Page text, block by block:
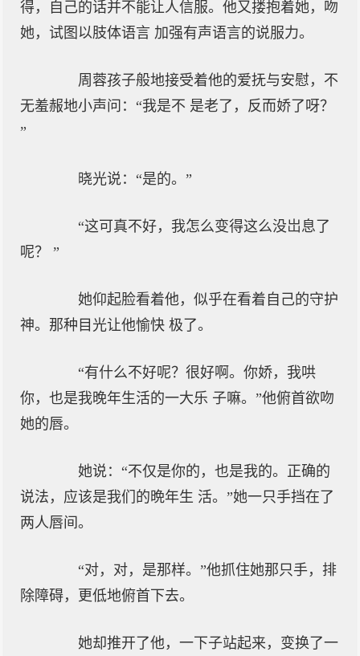
得，自己的话并不能让人信服。他又搂抱着她，吻
她，试图以肢体语言 加强有声语言的说服力。
周蓉孩子般地接受着他的爱抚与安慰，不
无羞赧地小声问：“我是不 是老了，反而娇了呀？
”
晓光说：“是的。”
“这可真不好，我怎么变得这么没岀息了
呢？ ”
她仰起脸看着他，似乎在看着自己的守护
神。那种目光让他愉快 极了。
“有什么不好呢？很好啊。你娇，我哄
你，也是我晚年生活的一大乐 子嘛。”他俯首欲吻
她的唇。
她说：“不仅是你的，也是我的。正确的
说法，应该是我们的晩年生 活。”她一只手挡在了
两人唇间。
“对，对，是那样。”他抓住她那只手，排
除障碍，更低地俯首下去。
她却推开了他，一下子站起来，变换了一